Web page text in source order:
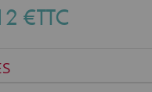
€TTC